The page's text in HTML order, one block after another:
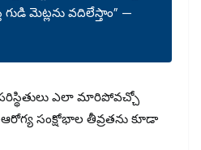
మెట్లను వదిలేస్తాం” —
ఎలా మారిపోవచ్చో
సంక్షోభాల తీవ్రతను కూడా